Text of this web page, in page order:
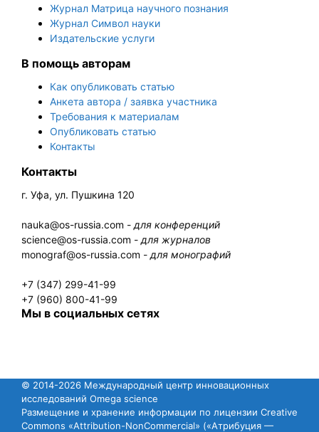
Журнал Матрица научного познания
Журнал Символ науки
Издательские услуги
В помощь авторам
Как опубликовать статью
Анкета автора / заявка участника
Требования к материалам
Опубликовать статью
Контакты
Контакты
г. Уфа, ул. Пушкина 120
nauka@os-russia.com - для конференций
science@os-russia.com - для журналов
monograf@os-russia.com - для монографий
+7 (347) 299-41-99
+7 (960) 800-41-99
Мы в социальных сетях
© 2014-2026 Международный центр инновационных
исследований Omega science
Размещение и хранение информации по лицензии Creative
Commons «Attribution-NonCommercial» («Атрибуция —